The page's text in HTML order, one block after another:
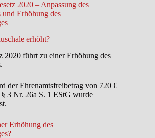
2020 – Anpassung des
und Erhöhung des
erhöht?
2020 führt zu einer Erhöhung des
der Ehrenamtsfreibetrag von 720 €
3 Nr. 26a S. 1 EStG wurde
Erhöhung des